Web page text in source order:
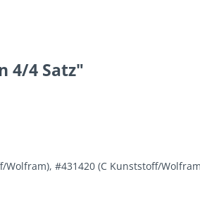
4/4 Satz"
#431420 (C Kunststoff/